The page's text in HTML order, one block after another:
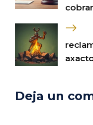
Deja un